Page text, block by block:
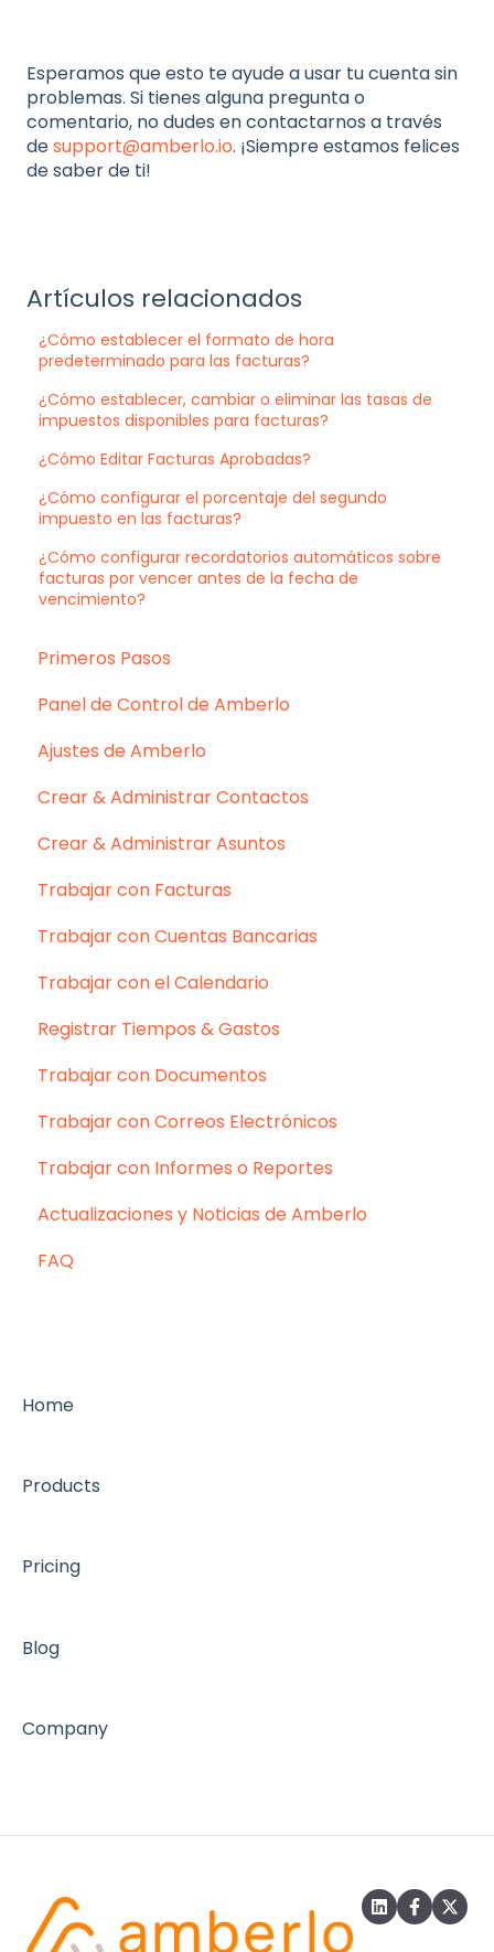
Esperamos que esto te ayude a usar tu cuenta sin
problemas. Si tienes alguna pregunta o
comentario, no dudes en contactarnos a través
desupport@amberlo.io. ¡Siempre estamos felices
de saber de ti!
Artículos relacionados
¿Cómo establecer el formato de hora
predeterminado para las facturas?
¿Cómo establecer, cambiar o eliminar las tasas de
impuestos disponibles para facturas?
¿Cómo Editar Facturas Aprobadas?
¿Cómo configurar el porcentaje del segundo
impuesto en las facturas?
¿Cómo configurar recordatorios automáticos sobre
facturas por vencer antes de la fecha de
vencimiento?
Primeros Pasos
Panel de Control de Amberlo
Ajustes de Amberlo
Crear & Administrar Contactos
Crear & Administrar Asuntos
Trabajar con Facturas
Trabajar con Cuentas Bancarias
Trabajar con el Calendario
Registrar Tiempos & Gastos
Trabajar con Documentos
Trabajar con Correos Electrónicos
Trabajar con Informes o Reportes
Actualizaciones y Noticias de Amberlo
FAQ
Home
Products
Pricing
Blog
Company